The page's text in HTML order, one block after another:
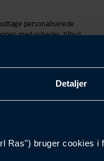
Detaljer
Ras") bruger cookies
personaliserede
med nyheder, tilbud,
for hos Carl Ras
som dataansvarlig kan